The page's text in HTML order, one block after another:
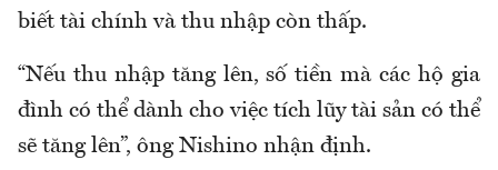
biết tài chính và thu nhập còn thấp.
“Nếu thu nhập tăng lên, số tiền mà các hộ gia
đình có thể dành cho việc tích lũy tài sản có thể
sẽ tăng lên”, ông Nishino nhận định.